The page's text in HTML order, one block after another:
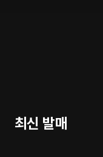
최신 발매